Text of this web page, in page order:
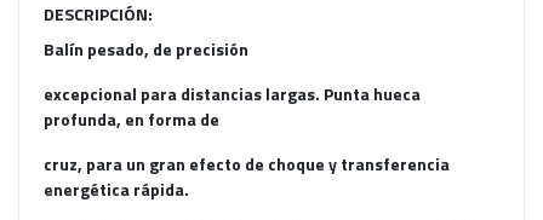
DESCRIPCIÓN:
Balín pesado, de precisión
excepcional para distancias largas. Punta hueca
profunda, en forma de
cruz, para un gran efecto de choque y transferencia
energética rápida.